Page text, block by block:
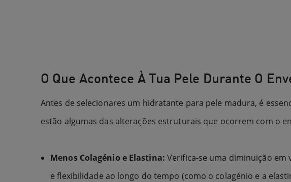
O Que Acontece À Tua Pele Durante O
Antes de selecionares um hidratante para pele madura, é
estão algumas das alterações estruturais que ocorrem com o
Menos Colagénio e Elastina: Verifica-se uma diminuição em
e flexibilidade ao longo do tempo (como o colagénio e a